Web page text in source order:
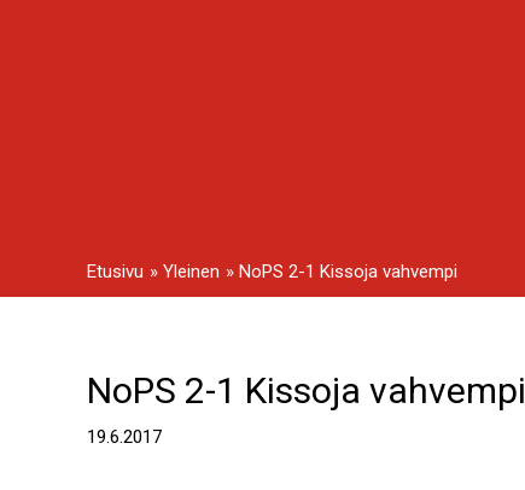
Etusivu Yleinen NoPS 2-1 Kissoja vahvempi
NoPS 2-1 Kissoja vahvempi
19.6.2017
Artikkelien